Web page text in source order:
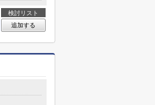
検討リスト
追加する